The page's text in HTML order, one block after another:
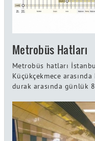
Metrobüs Hatları
Metrobüs hatları
Küçükçekmece
durak arasında günlük